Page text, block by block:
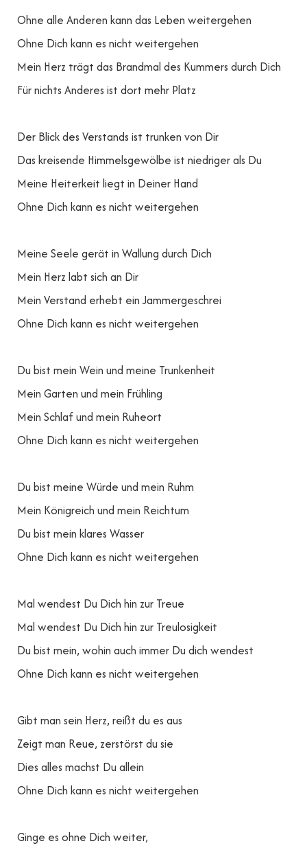
Ohne alle Anderen kann das Leben weitergehen
Ohne Dich kann es nicht weitergehen
Mein Herz trägt das Brandmal des Kummers durch Dich
Für nichts Anderes ist dort mehr Platz
Der Blick des Verstands ist trunken von Dir
Das kreisende Himmelsgewölbe ist niedriger als Du
Meine Heiterkeit liegt in Deiner Hand
Ohne Dich kann es nicht weitergehen
Meine Seele gerät in Wallung durch Dich
Mein Herz labt sich an Dir
Mein Verstand erhebt ein Jammergeschrei
Ohne Dich kann es nicht weitergehen
Du bist mein Wein und meine Trunkenheit
Mein Garten und mein Frühling
Mein Schlaf und mein Ruheort
Ohne Dich kann es nicht weitergehen
Du bist meine Würde und mein Ruhm
Mein Königreich und mein Reichtum
Du bist mein klares Wasser
Ohne Dich kann es nicht weitergehen
Mal wendest Du Dich hin zur Treue
Mal wendest Du Dich hin zur Treulosigkeit
Du bist mein, wohin auch immer Du dich wendest
Ohne Dich kann es nicht weitergehen
Gibt man sein Herz, reißt du es aus
Zeigt man Reue, zerstörst du sie
Dies alles machst Du allein
Ohne Dich kann es nicht weitergehen
Ginge es ohne Dich weiter,